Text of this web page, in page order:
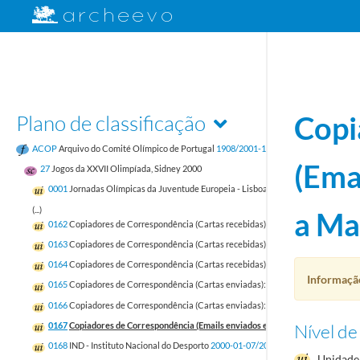
Plano de classificação
ACOPArquivo do Comité Olímpico de Portugal 1908/2001-12-31
27 Jogos da XXVII Olimpíada, Sidney 2000
0001 Jornadas Olímpicas da Juventude Europeia - Lisboa 1997 [1] 1995-08-01/
(...)
0162Copiadores de Correspondência (Cartas recebidas): Fevereiro a Abril2000-
0163Copiadores de Correspondência (Cartas recebidas): Maio a Junho
2000-
0164Copiadores de Correspondência (Cartas recebidas): Julho a Agosto
0165Copiadores de Correspondência (Cartas enviadas): Setembro a Novembro
0166Copiadores de Correspondência (Cartas enviadas): Novembro a Dezembro
0167Copiadores de Correspondência (Emails enviados e recebidos): Janeiro a
0168 IND - Instituto Nacional do Desporto 2000-01-07/2000-12-28
a
Nível